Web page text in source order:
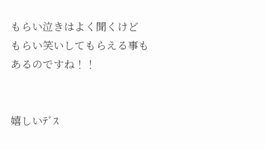
もらい泣きはよく聞くけど
もらい笑いしてもらえる事も
あるのですね！！
嬉しいﾃﾞｽ